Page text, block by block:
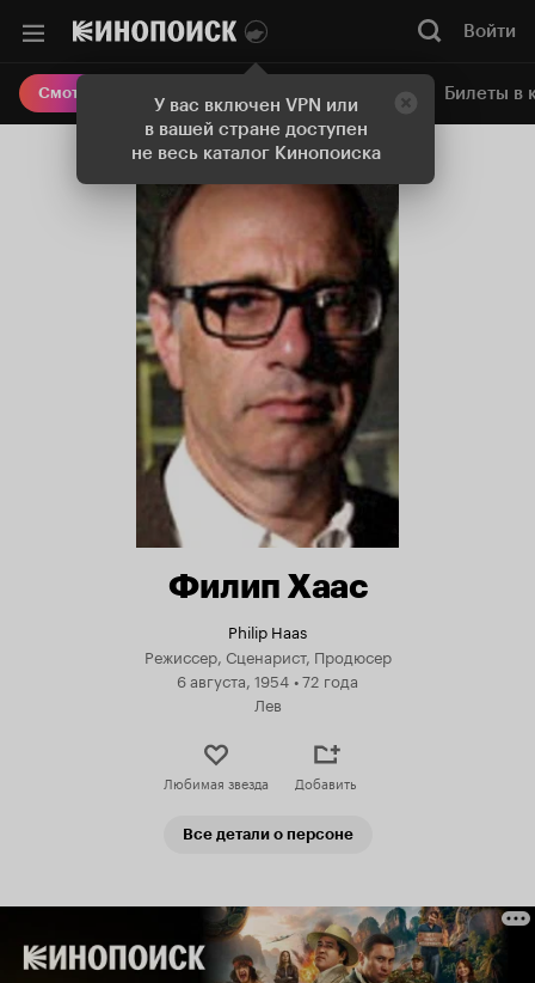
У вас включен VPN или
в вашей стране доступен
не весь каталог Кинопоиска
Войти
Смотреть кино Онлайн-кинотеатр Билеты в
Филип Хаас
Philip Haas
Режиссер, Сценарист, Продюсер
6 августа, 1954 •72 года
Лев
Любимая звезда Добавить
Все детали о персоне